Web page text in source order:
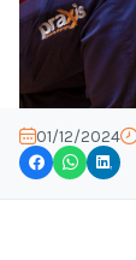
01/12/2024